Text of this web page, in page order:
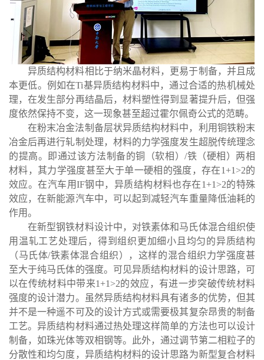
异质结构材料相比于纳米晶材料，更易于制备，并且成
本更低。例如在Ti基异质结构材料中，通过合适的热机械处
理，在发生部分再结晶后，材料塑性得到显著提升后，但强
度依然保持不变，这一现象甚至超过霍尔佩奇公式的范畴。
在粉末冶金法制备层状异质结构材料中，利用铜铁粉末
冶金后再进行轧制处理，材料的力学强度发生超脱传统理念
的提高。即通过该方法制备的铜（软相）/铁（硬相）两相
材料，其力学强度甚至大于单一硬相的强度，存在1+1>2的
效应。在汽车用IF钢中，异质结构材料也存在1+1>2的特殊
效应，在新能源汽车中，可以起到减轻汽车重量降低油耗的
作用。
在新型钢铁材料设计中，对铁素体和马氏体混合组织使
用温轧工艺处理后，得到组织更加细小且均匀的异质结构
（马氏体/铁素体混合组织），这样的混合组织力学强度甚
至大于纯马氏体的强度。可见异质结构材料的设计思路，可
以在传统材料中带来1+1>2的效应，有进一步突破传统材料
强度的设计潜力。虽然异质结构材料具有诸多的优势，但其
并不是一种遥不可及的设计方式或需要极其复杂昂贵的制备
工艺。异质结构材料通过热处理这样简单的方法也可以设计
制备，如珠光体等双相钢等。此外，通过调节第二相粒子的
分散性和均匀度，异质结构材料的设计思路为新型复合材料